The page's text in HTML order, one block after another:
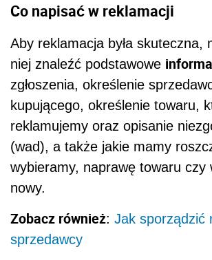
Co napisać w reklamacji
Aby reklamacja była skuteczna,
niej znaleźć podstawowe
zgłoszenia, określenie
kupującego, określenie towaru,
reklamujemy oraz opisanie
(wad), a także jakie mamy
wybieramy, naprawę towaru czy
nowy.
Zobacz również: Jak sporządzić
sprzedawcy